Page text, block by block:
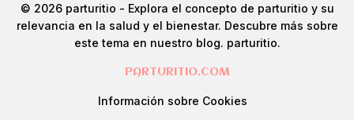
© 2026 parturitio - Explora el concepto de parturitio y su
relevancia en la salud y el bienestar. Descubre más sobre
este tema en nuestro blog. parturitio.
PARTURITIO.COM
Información sobre Cookies